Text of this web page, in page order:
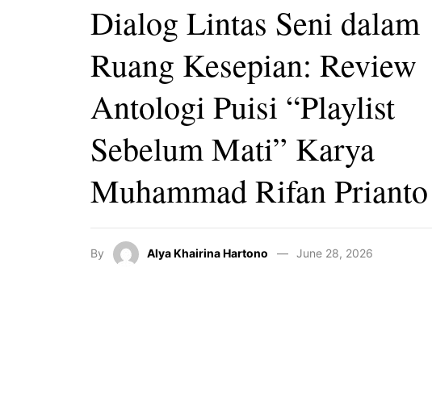
Dialog Lintas Seni dalam
Ruang Kesepian: Review
Antologi Puisi “Playlist
Sebelum Mati” Karya
Muhammad Rifan Prianto
By Alya Khairina Hartono June 28, 2026